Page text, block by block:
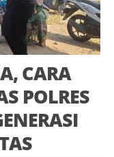
CARA
POLRES